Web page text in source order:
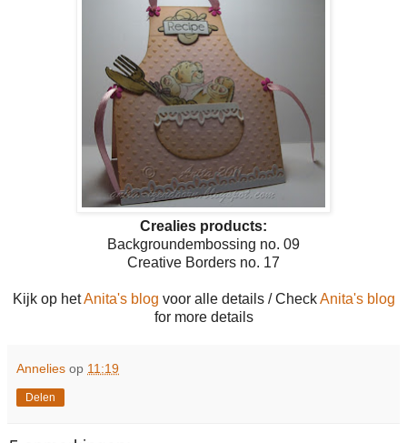
Crealies products:
Backgroundembossing no. 09
Creative Borders no. 17
Kijk op hetAnita's blog voor alle details / CheckAnita's blog
for more details
Annelies op 11:19
Delen